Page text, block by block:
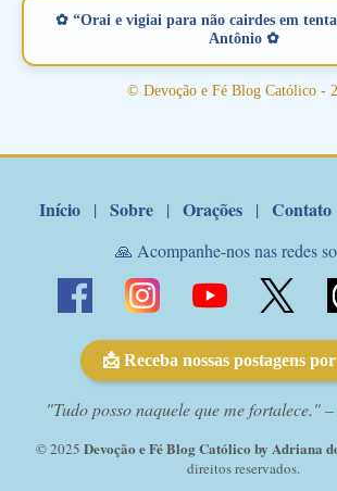
verdadeiro, ou que está com problemas no
amoroso, creia na poderosa intercessão deste
Santo Antonio! Tenha fé, não desista, pois
junto a Jesus! Fique no Amor Ágape de Jesus
✿ “Orai e vigiai para não cairdes em
Antônio ✿
© Devoção e Fé Blog Católico -
Início | Sobre | Orações | Contato
🙏 Acompanhe-nos nas redes
📩 Receba nossas postagens
"Tudo posso naquele que me fortalece."
© 2025 Devoção e Fé Blog Católico by Adriana
direitos reservados.